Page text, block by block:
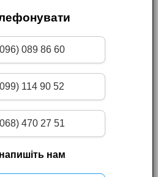
089 86 60
114 90 52
470 27 51
нам